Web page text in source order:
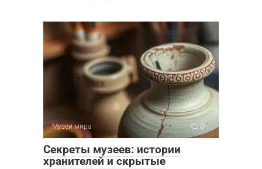
Музеи мира 0
Секреты музеев: истории
хранителей и скрытые